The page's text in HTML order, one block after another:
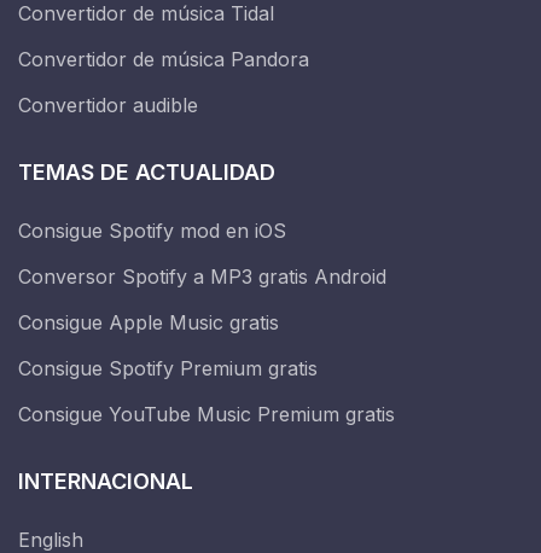
Convertidor de música Tidal
Convertidor de música Pandora
Convertidor audible
TEMAS DE ACTUALIDAD
Consigue Spotify mod en iOS
Conversor Spotify a MP3 gratis Android
Consigue Apple Music gratis
Consigue Spotify Premium gratis
Consigue YouTube Music Premium gratis
INTERNACIONAL
English